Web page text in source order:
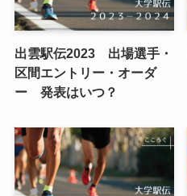
出雲駅伝2023 出場選手・
区間エントリー・オーダ
ー 発表はいつ？